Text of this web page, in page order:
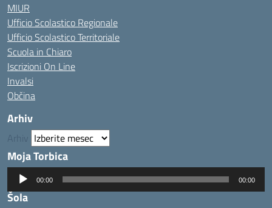
MIUR
Ufficio Scolastico Regionale
Ufficio Scolastico Territoriale
Scuola in Chiaro
Iscrizioni On Line
Invalsi
Občina
Arhiv
Arhiv
Moja Torbica
Predvajalnik
zvoka
00:00 00:00
Šola